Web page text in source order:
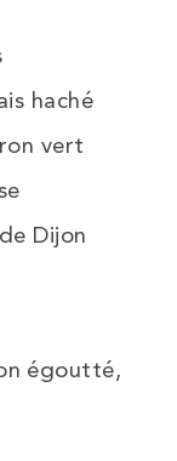
haché
vert
Dijon
égoutté,